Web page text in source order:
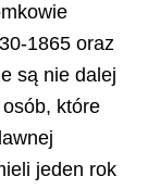
1865 oraz
są nie dalej
które
jeden rok